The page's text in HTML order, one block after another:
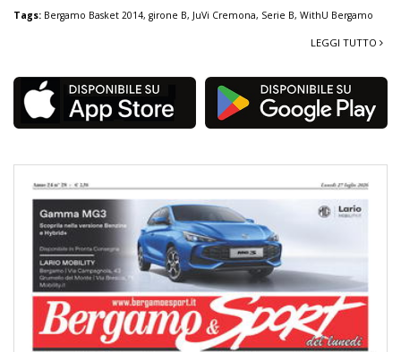
Tags: Bergamo Basket 2014, girone B, JuVi Cremona, Serie B, WithU Bergamo
LEGGI TUTTO